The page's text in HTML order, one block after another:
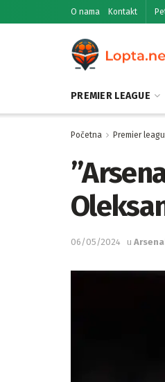
O nama Kontakt
PREMIER LEAGUE
Početna Premier
06/05/2024 u